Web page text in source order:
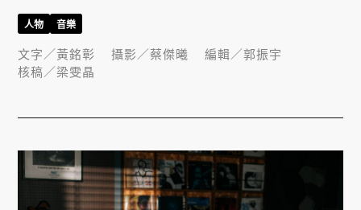
人物 音樂
文字／黃銘彰 攝影／蔡傑曦 編輯／郭振宇
核稿／梁雯晶